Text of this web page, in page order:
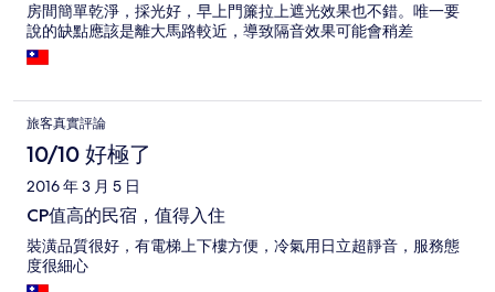
房間簡單乾淨，採光好，早上門簾拉上遮光效果也不錯。唯一要
說的缺點應該是離大馬路較近，導致隔音效果可能會稍差
旅客真實評論
10/10 好極了
2016 年 3 月 5 日
CP值高的民宿，值得入住
裝潢品質很好，有電梯上下樓方便，冷氣用日立超靜音，服務態
度很細心